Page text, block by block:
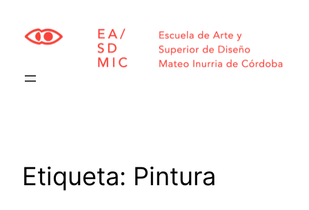
contenido
Etiqueta: Pintura